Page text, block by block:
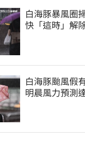
白海豚暴風圈
快「這時」解
白海豚颱風假
明晨風力預測